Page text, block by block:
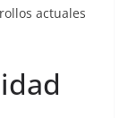
actuales